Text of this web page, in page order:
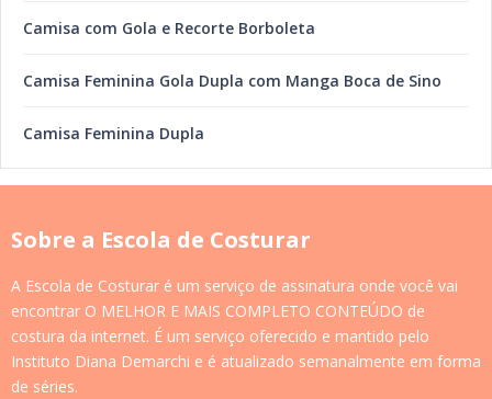
Camisa com Gola e Recorte Borboleta
Camisa Feminina Gola Dupla com Manga Boca de Sino
Camisa Feminina Dupla
Sobre a Escola de Costurar
A Escola de Costurar é um serviço de assinatura onde você vai
encontrar O MELHOR E MAIS COMPLETO CONTEÚDO de
costura da internet. É um serviço oferecido e mantido pelo
Instituto Diana Demarchi e é atualizado semanalmente em forma
de séries.